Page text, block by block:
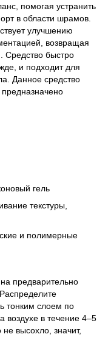
помогая устранить
в области шрамов.
улучшению
возвращая
Средство быстро
и подходит для
Данное средство
гель
текстуры,
и полимерные
предварительно
тонким слоем по
воздухе в течение 4–5
высохло, значит,